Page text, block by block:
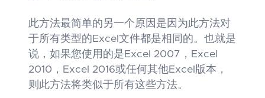
此方法最简单的另一个原因是因为此方法对
于所有类型的Excel文件都是相同的。也就是
说，如果您使用的是Excel 2007，Excel
2010，Excel 2016或任何其他Excel版本，
则此方法将类似于所有这些方法。